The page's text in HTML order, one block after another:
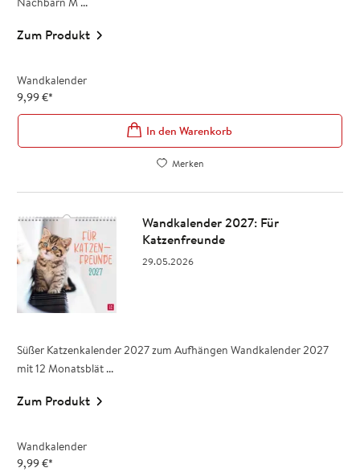
Zum Produkt
Wandkalender
9,99€*
In den Warenkorb
Merken
Wandkalender 2027: Für
Katzenfreunde
29.05.2026
Süßer Katzenkalender 2027 zum Aufhängen Wandkalender 2027
mit 12 Monatsblät ...
Zum Produkt
Wandkalender
9,99€*